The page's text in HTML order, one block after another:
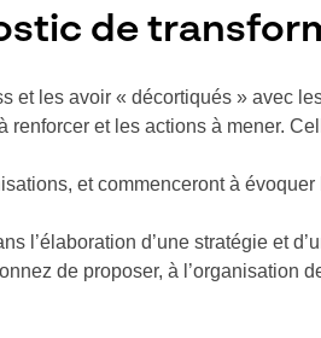
de
et les avoir « décortiqués » avec
et les actions à mener.
et commenceront à
l’élaboration d’une stratégie et
de proposer, à l’organisation